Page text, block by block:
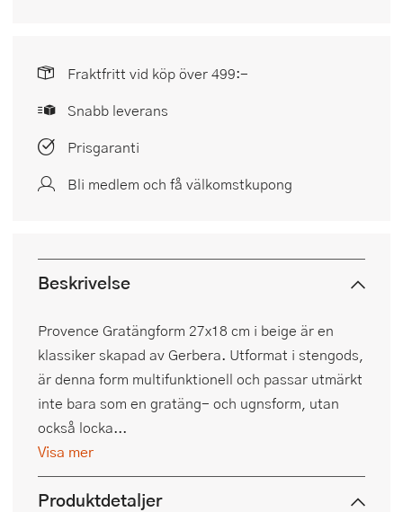
Fraktfritt vid köp över 499:-
Snabb leverans
Prisgaranti
Bli medlem och få välkomstkupong
Beskrivelse
Provence Gratängform 27x18 cm i beige är en
klassiker skapad av Gerbera. Utformat i stengods,
är denna form multifunktionell och passar utmärkt
inte bara som en gratäng- och ugnsform, utan
också locka...
Visa mer
Produktdetaljer